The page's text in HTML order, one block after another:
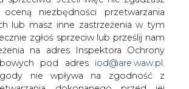
wystarczy kliknąć poniższy przycisk
Rynku Energii S.A Wydawca portalu
Bądź na bieżąco
e-mail wyrażają Państwo zgodę
treści marketingowych w
pocztą elektroniczną od
Energii S.A z siedzibą w